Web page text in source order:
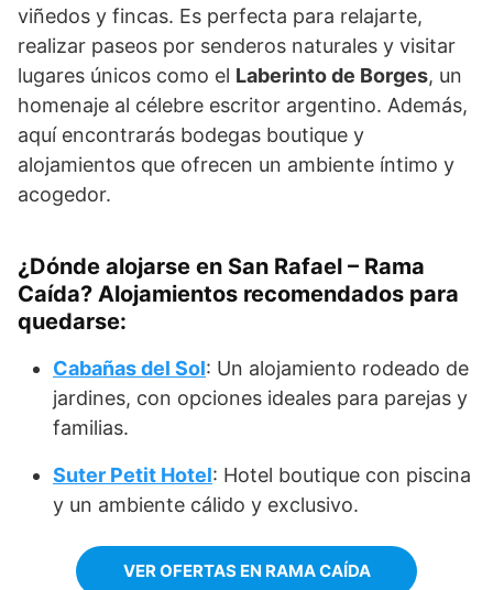
viñedos y fincas. Es perfecta para relajarte,
realizar paseos por senderos naturales y visitar
lugares únicos como el Laberinto de Borges, un
homenaje al célebre escritor argentino. Además,
aquí encontrarás bodegas boutique y
alojamientos que ofrecen un ambiente íntimo y
acogedor.
¿Dónde alojarse en San Rafael – Rama
Caída? Alojamientos recomendados para
quedarse:
Cabañas del Sol: Un alojamiento rodeado de
jardines, con opciones ideales para parejas y
familias.
Suter Petit Hotel: Hotel boutique con piscina
y un ambiente cálido y exclusivo.
VER OFERTAS EN RAMA CAÍDA